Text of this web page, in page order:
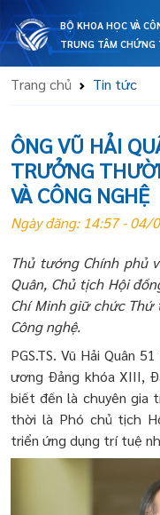
BỘ KHOA HỌC VÀ
TRUNG TÂM
Trang chủ Tin tức
ÔNG VŨ HẢI
TRƯỞNG
VÀ CÔNG NGHỆ
Ngày đăng: 14:57 - 04/
Thủ tướng Chính phủ
Quân, Chủ tịch Hội
Chí Minh giữ chức
Công nghệ.
PGS.TS. Vũ Hải Quân
ương Đảng khóa XIII,
biết đến là chuyên gia
thời là Phó chủ tịch
triển ứng dụng trí tuệ